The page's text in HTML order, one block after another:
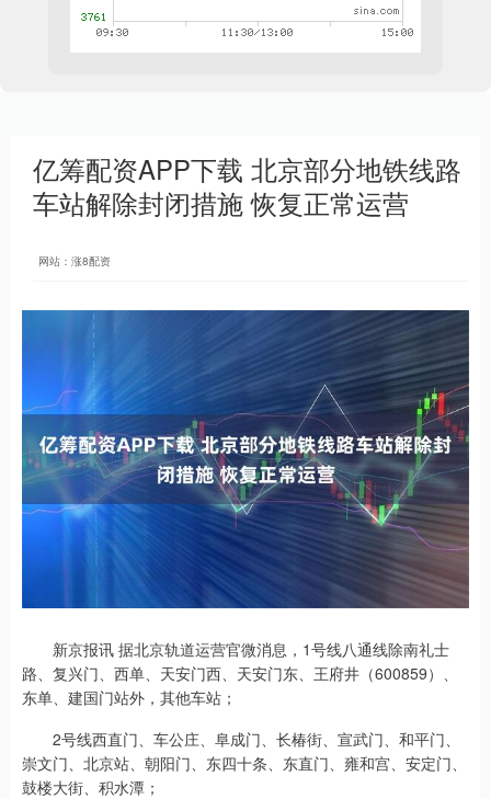
亿筹配资APP下载 北京部分地铁线路
车站解除封闭措施 恢复正常运营
网站：涨8配资
新京报讯 据北京轨道运营官微消息，1号线八通线除南礼士
路、复兴门、西单、天安门西、天安门东、王府井（600859）、
东单、建国门站外，其他车站；
2号线西直门、车公庄、阜成门、长椿街、宣武门、和平门、
崇文门、北京站、朝阳门、东四十条、东直门、雍和宫、安定门、
鼓楼大街、积水潭；